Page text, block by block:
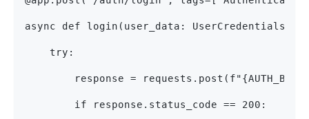
async def login(user_data: UserCredentials):
    try:
response =
        if response.status_code == 200: